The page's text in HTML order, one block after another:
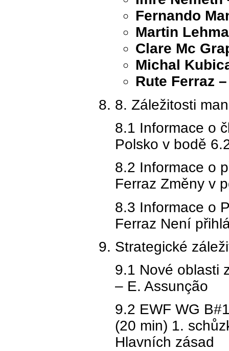
Fernando
Martin
Clare Mc
Michal
Rute Ferraz
8. Záležitosti
8.1 Informace o
Polsko v bodě
8.2 Informace o
Ferraz Změny v
8.3 Informace o
Ferraz Není
Strategické
9.1 Nové oblasti
– E. Assunção
9.2 EWF WG
(20 min) 1.
Hlavních zásad